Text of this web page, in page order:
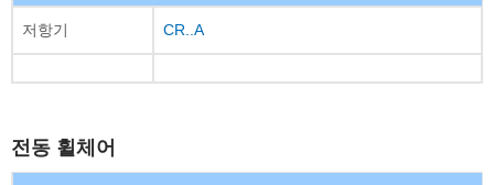
저항기 CR..A
전동 휠체어